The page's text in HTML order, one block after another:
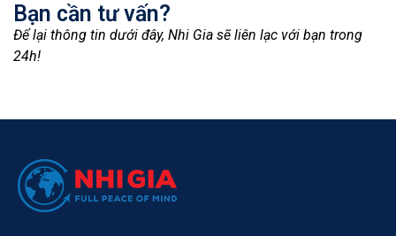
Bạn cần tư vấn?
Để lại thông tin dưới đây, Nhi Gia sẽ liên lạc với bạn trong
24h!